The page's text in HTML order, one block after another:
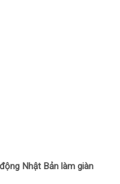
Nhật Bản làm giàn